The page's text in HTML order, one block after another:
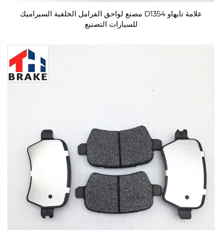
علامة تايهاو D1354 مصنع لواحق الفرامل الخلفية السيراميك
للسيارات التصنيع